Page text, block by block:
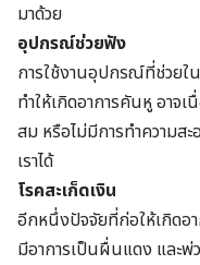
มาด้วย
อุปกรณ์ช่วยฟัง
การใช้งานอุปกรณ์ที่ช่วยใ
ทำให้เกิดอาการคันหู อาจเ
สม หรือไม่มีการทำความส
เราได้
โรคสะเก็ดเงิน
อีกหนึ่งปัจจัยที่ก่อให้เกิดอ
มีอาการเป็นผื่นแดง และ